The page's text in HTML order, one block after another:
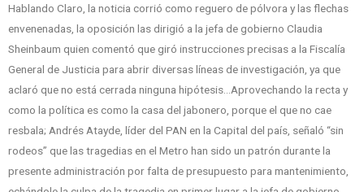
Hablando Claro, la noticia corrió como reguero de pólvora y las flechas
envenenadas, la oposición las dirigió a la jefa de gobierno Claudia
Sheinbaum quien comentó que giró instrucciones precisas a la Fiscalía
General de Justicia para abrir diversas líneas de investigación, ya que
aclaró que no está cerrada ninguna hipótesis…Aprovechando la recta y
como la política es como la casa del jabonero, porque el que no cae
resbala; Andrés Atayde, líder del PAN en la Capital del país, señaló “sin
rodeos” que las tragedias en el Metro han sido un patrón durante la
presente administración por falta de presupuesto para mantenimiento,